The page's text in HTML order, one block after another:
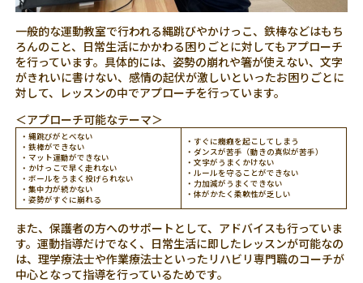
一般的な運動教室で行われる縄跳びやかけっこ、鉄棒などはもち
ろんのこと、日常生活にかかわる困りごとに対してもアプローチ
を行っています。具体的には、姿勢の崩れや箸が使えない、文字
がきれいに書けない、感情の起伏が激しいといったお困りごとに
対して、レッスンの中でアプローチを行っています。
＜アプローチ可能なテーマ＞
・縄跳びがとべない
・鉄棒ができない
・マット運動ができない
・かけっこで早く走れない
・ボールをうまく投げられない
・集中力が続かない
・姿勢がすぐに崩れる
・すぐに癇癪を起こしてしまう
・ダンスが苦手（動きの真似が苦手）
・文字がうまくかけない
・ルールを守ることができない
・力加減がうまくできない
・体がかたく柔軟性が乏しい
また、保護者の方へのサポートとして、アドバイスも行っていま
す。運動指導だけでなく、日常生活に即したレッスンが可能なの
は、理学療法士や作業療法士といったリハビリ専門職のコーチが
中心となって指導を行っているためです。